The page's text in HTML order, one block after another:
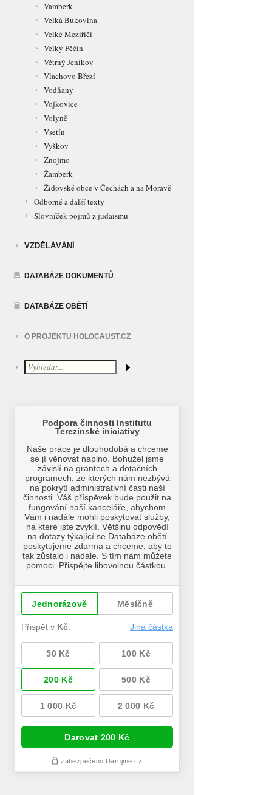
Vamberk
Velká Bukovina
Velké Meziříčí
Velký Pěčín
Větrný Jeníkov
Vlachovo Březí
Vodňany
Vojkovice
Volyně
Vsetín
Vyškov
Znojmo
Žamberk
Židovské obce v Čechách a na Moravě
Odborné a další texty
Slovníček pojmů z judaismu
VZDĚLÁVÁNÍ
DATABÁZE DOKUMENTŮ
DATABÁZE OBĚTÍ
O PROJEKTU HOLOCAUST.CZ